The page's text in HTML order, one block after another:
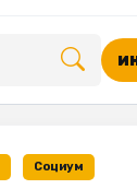
Социум